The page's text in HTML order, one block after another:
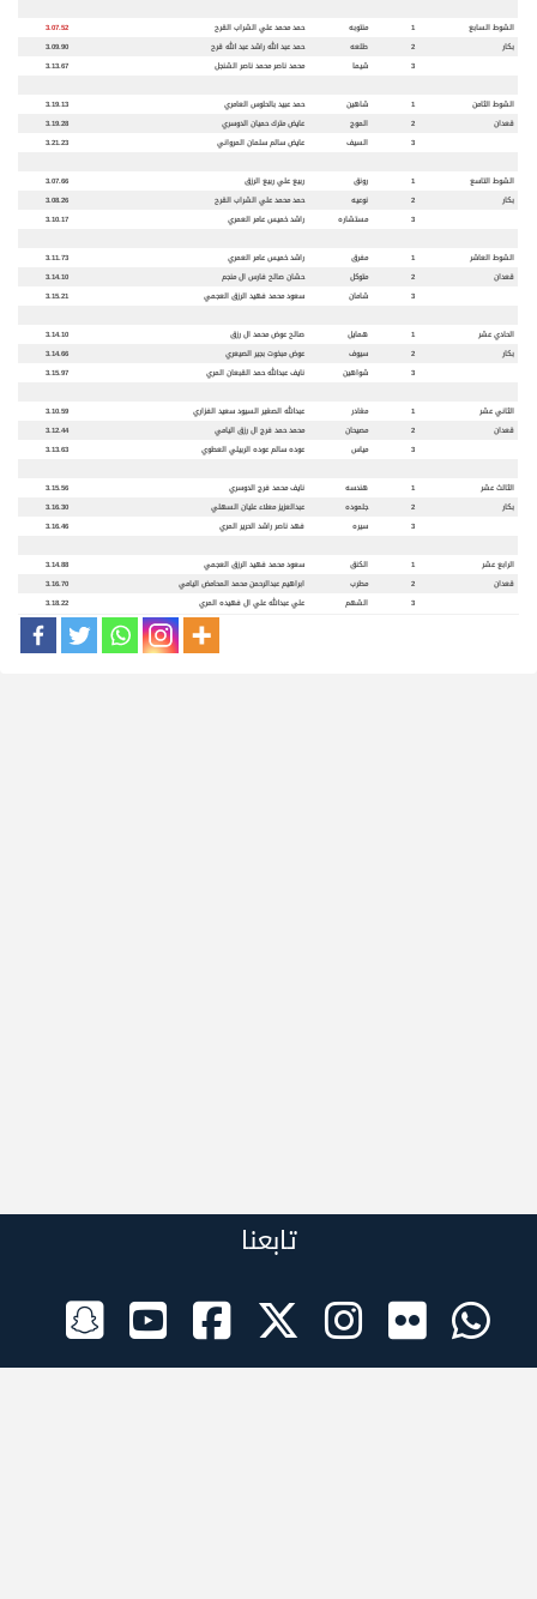
الشوط السابع 1 منتوبه حمد محمد علي الشراب القرح
3.07.52
بكار
2 طلعه حمد عبد الله راشد عبد الله قرح
3.09.90
3
شيما محمد ناصر محمد ناصر الشنجل 3.13.67
الشوط الثامن 1 شاهين حمد عبيد بالحلوس العامري
3.19.13
قعدان
2 الموج عايض مترك حميان الدوسري
3.19.28
3
السيف عايض سالم سلمان المرواني 3.21.23
الشوط التاسع 1 رونق ربيع علي ربيع الرزق
3.07.66
بكار
2 نوعيه حمد محمد علي الشراب القرح
3.08.26
3
مستشاره راشد خميس عامر العمري 3.10.17
الشوط العاشر 1 مفرق راشد خميس عامر العمري
3.11.73
قعدان
2 متوكل حشان صالح فارس ال منجم
3.14.10
3
شامان سعود محمد فهيد الرزق العجمي 3.15.21
الحادي عشر 1 همايل صالح عوض محمد ال رزق
3.14.10
بكار
2 سيوف عوض مبخوت بجير الصيعري
3.14.66
3
شواهين نايف عبدالله حمد القبعان المري 3.15.97
الثاني عشر 1 مغادر عبدالله الصغير السيود سعيد الفزاري
3.10.59
قعدان
2 مصيحان محمد حمد فرج ال رزق اليامي
3.12.44
3
مياس عوده سالم عوده الربيلي العطوي 3.13.63
الثالث عشر 1 هندسه نايف محمد فرج الدوسري
3.15.56
بكار
2 جلموده عبدالعزيز معلاء عليان السهلي
3.16.30
3
سيره فهد ناصر راشد الحرير المري 3.16.46
الرابع عشر 1 الكنق سعود محمد فهيد الرزق العجمي
3.14.88
قعدان
2 مطرب ابراهيم عبدالرحمن محمد المحامض اليامي
3.16.70
3
الشهم علي عبدالله علي ال فهيده المري 3.18.22
تابعنا